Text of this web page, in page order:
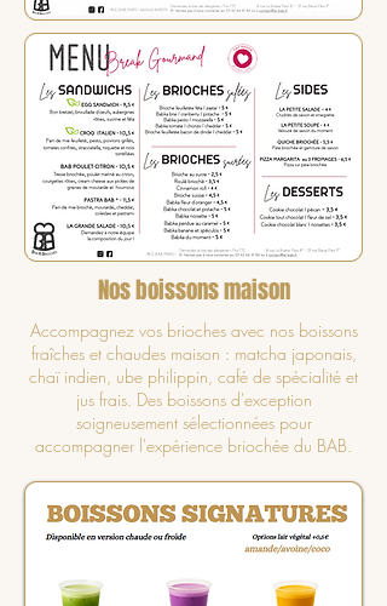
Nos boissons maison
Accompagnez vos brioches avec nos boissons
fraîches et chaudes maison : matcha japonais,
chaï indien, ube philippin, café de spécialité et
jus frais. Des boissons d'exception
soigneusement sélectionnées pour
accompagner l'expérience briochée du BAB.